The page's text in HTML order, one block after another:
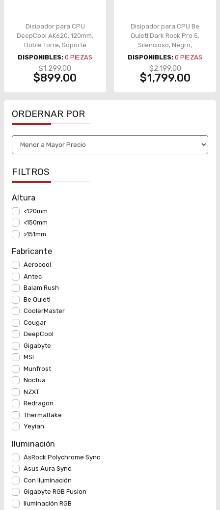
Disipador para CPU
DeepCool AK620, 120mm,
Doble Torre, Soporte
Universal - R-AK620-
BKNNMT-G
DISPONIBLES: 0 PIEZAS
$1,299.00
$899.00
Disipador para CPU Be
Quiet! Dark Rock Pro 5,
Silencioso, Negro,
Compatible con Intel y AMD
- BK036
DISPONIBLES: 0 PIEZAS
$2,199.00
$1,799.00
ORDERNAR POR
FILTROS
Altura
<120mm
<150mm
>151mm
Fabricante
Aerocool
Antec
Balam Rush
Be Quiet!
CoolerMaster
Cougar
DeepCool
Gigabyte
MSI
Munfrost
Noctua
NZXT
Redragon
Thermaltake
Yeyian
Iluminación
AsRock Polychrome Sync
Asus Aura Sync
Con iluminación
Gigabyte RGB Fusion
Iluminación RGB